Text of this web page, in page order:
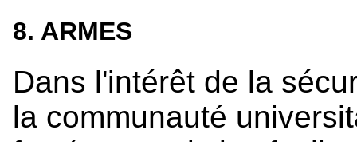
8. ARMES
Dans l'intérêt de la
la communauté